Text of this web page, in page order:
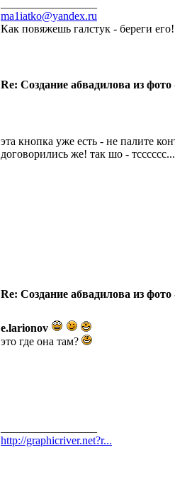
ma1iatko@yandex.ru
Как повяжешь галстук - береги
Re: Создание абвадилова из
эта кнопка уже есть - не палите
договорились же! так шо - тсссссс...
Re: Создание абвадилова из
e.larionov
это где она там?
http://graphicriver.net?r...